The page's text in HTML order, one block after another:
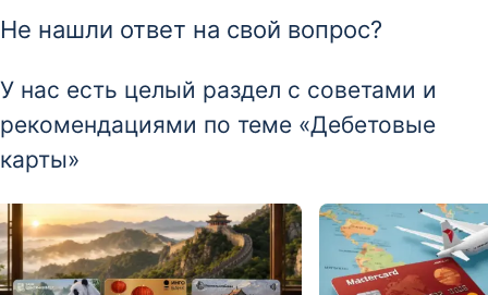
Не нашли ответ на свой вопрос?
У нас есть целый раздел с советами и
рекомендациями по теме «Дебетовые
карты»